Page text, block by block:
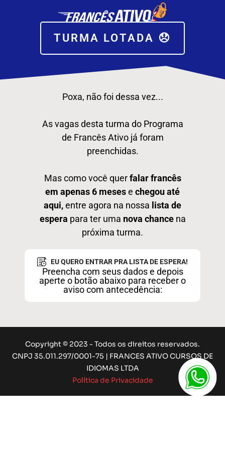
TURMA LOTADA 😞
Poxa, não foi dessa vez...
As vagas desta turma do Programa
de Francês Ativo já foram
preenchidas.
Mas como você querfalar francês
em apenas 6 mesese chegou até
aqui,entre agora na nossa lista de
espera para ter uma nova chancena
próxima turma.
EU QUERO ENTRAR PRA LISTA DE ESPERA!
Preencha com seus dados e depois
aperte o botão abaixo para receber o
aviso com antecedência:
Copyright © 2023 - Todos os direitos reservados.
CNPJ 35.011.297/0001-75 | FRANCES ATIVO CURSOS DE
IDIOMAS LTDA
Política de Privacidade